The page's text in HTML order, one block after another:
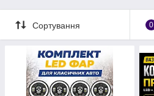
Сортування 0